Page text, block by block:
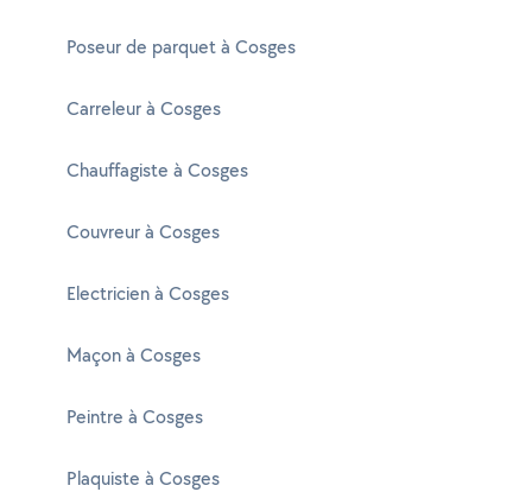
Poseur de parquet à Cosges
Carreleur à Cosges
Chauffagiste à Cosges
Couvreur à Cosges
Electricien à Cosges
Maçon à Cosges
Peintre à Cosges
Plaquiste à Cosges